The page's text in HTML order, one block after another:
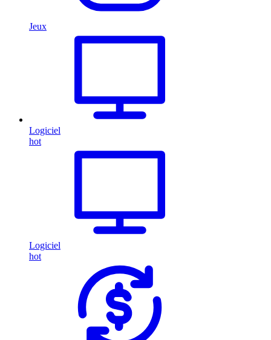
Jeux
Logiciel
hot
Logiciel
hot